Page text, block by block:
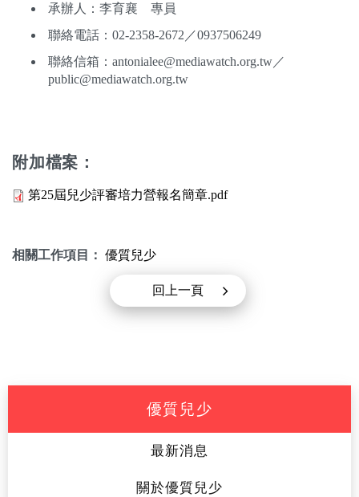
承辦人：李育襄 專員
聯絡電話：02-2358-2672 ／0937506249
聯絡信箱：antonialee@mediawatch.org.tw ／
public@mediawatch.org.tw
附加檔案：
第25屆兒少評審培力營報名簡章.pdf
相關工作項目： 優質兒少
回上一頁
優質兒少
最新消息
關於優質兒少